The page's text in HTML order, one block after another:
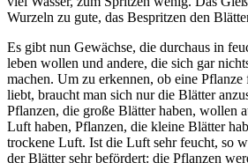
Wurzeln zu gute, das Bespritzen den
Es gibt nun Gewächse, die durchaus in
leben wollen und andere, die sich gar
machen. Um zu erkennen, ob eine
liebt, braucht man sich nur die Blätter
Pflanzen, die große Blätter haben, wollen
Luft haben, Pflanzen, die kleine Blätter
trockene Luft. Ist die Luft sehr feucht, so
der Blätter sehr befördert: die Pflanzen